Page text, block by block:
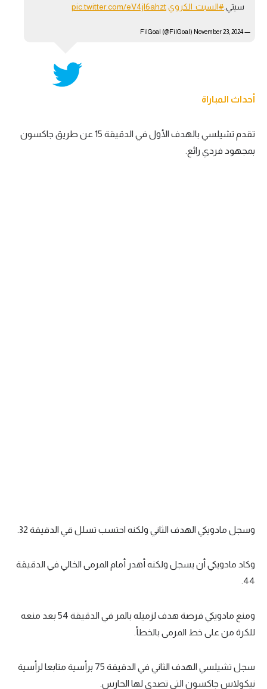
سيتي.#السبت_الكرويpic.twitter.com/eV4jl6ahzt
— FilGoal (@FilGoal)
November 23, 2024
أحداث المباراة
تقدم تشيلسي بالهدف الأول في الدقيقة 15 عن طريق جاكسون
بمجهود فردي رائع.
وسجل مادويكي الهدف الثاني ولكنه احتسب تسلل قي الدقيقة 32.
وكاد مادويكي أن يسجل ولكنه أهدر أمام المرمى الخالي في الدقيقة
44.
ومنع مادويكي فرصة هدف لزميله بالمر في الدقيقة 54 بعد منعه
للكرة من على خط المرمى بالخطأ.
سجل تشيلسي الهدف الثاني في الدقيقة 75 برأسية متابعا لرأسية
نيكولاس جاكسون التي تصدى لها الحارس.